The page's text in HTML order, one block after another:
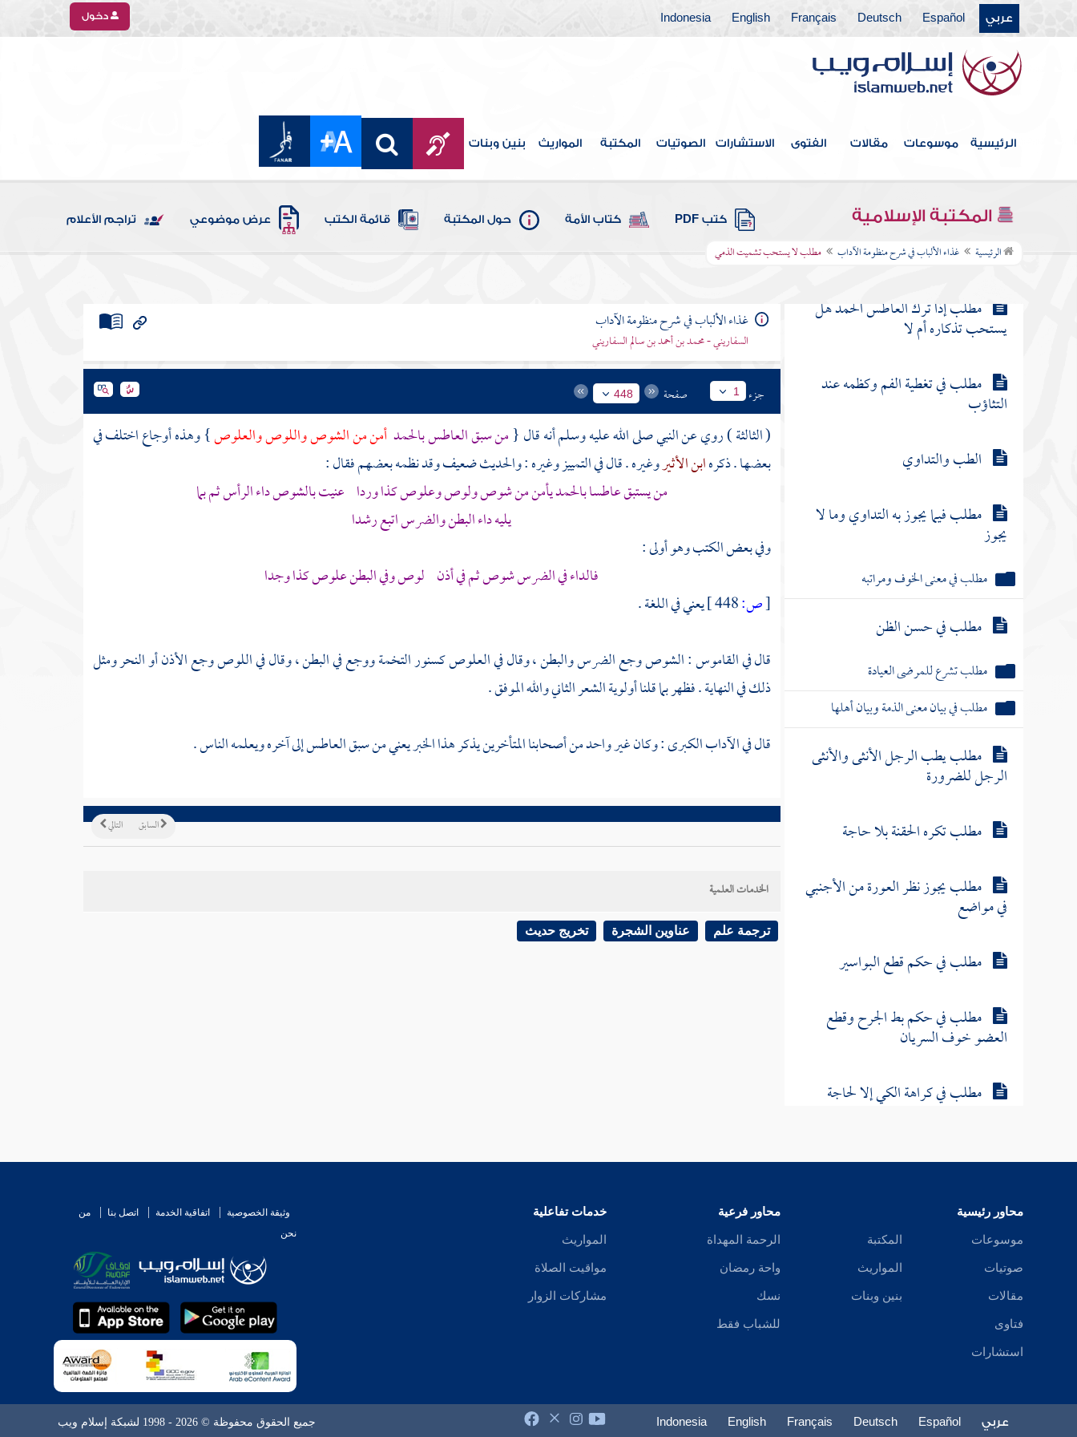
عربي Español
Deutsch
Français
English
Indonesia دخول
الرئيسية موسوعات مقالات الفتوى الاستشارات الصوتيات المكتبة المواريث بنين وبنات
المكتبة الإسلامية كتب PDF كتاب الأمة حول المكتبة قائمة الكتب عرض موضوعي تراجم الأعلام
الرئيسية غذاء الألباب في شرح منظومة الآداب مطلب لا يستحب تشميت الذمي
مطلب إن الله يحب العطاس ويكره
التثاؤب
له المشمت
مطلب لا يستحب تشميت الذمي
مطلب إذا ترك العاطس الحمد هل
يستحب تذكاره أم لا
مطلب في تغطية الفم وكظمه عند
التثاؤب
الطب والتداوي
مطلب فيما يجوز به التداوي وما لا
يجوز
مطلب في معنى الخوف ومراتبه
مطلب في حسن الظن
مطلب تشرع للمرضى العيادة
مطلب في بيان معنى الذمة وبيان أهلها
مطلب يطب الرجل الأنثى والأنثى
الرجل للضرورة
مطلب تكره الحقنة بلا حاجة
مطلب يجوز نظر العورة من الأجنبي
في مواضع
مطلب في حكم قطع البواسير
مطلب في حكم بط الجرح وقطع
العضو خوف السريان
مطلب في كراهة الكي إلا لحاجة
مطلب في جواز الوسم بغير الوجه
مطلب في حكم جز ذيل الخيل
مطلب يكره جز أعراف الخيل
مطلب في الحث على اقتناء الخيل
وأنها معقود بنواصيها الخير
غذاء الألباب في شرح منظومة الآداب
السفاريني - محمد بن أحمد بن سالم السفاريني
جزء 1 صفحة 448
( الثالثة ) روي عن النبي صلى الله عليه وسلم أنه قال {من سبق العاطس بالحمد أمن من الشوص واللوص والعلوص} وهذه أوجاع اختلف في
بعضها . ذكرهابن الأثيروغيره . قال في التمييز وغيره : والحديث ضعيف وقد نظمه بعضهم فقال :
من يستبق عاطسا بالحمد يأمن من شوص ولوص وعلوص كذا وردا عنيت بالشوص داء الرأس ثم بما
يليه داء البطن والضرس اتبع رشدا
وفي بعض الكتب وهو أولى :
فالداء في الضرس شوص ثم في أذن لوص وفي البطن علوص كذا وجدا
[ص:
يعني في اللغة .
قال في القاموس : الشوص وجع الضرس والبطن ، وقال في العلوص كسنور التخمة ووجع في البطن ، وقال في اللوص وجع الأذن أو النحر ومثل
ذلك في النهاية . فظهر بما قلنا أولوية الشعر الثاني والله الموفق .
قال في الآداب الكبرى : وكان غير واحد من أصحابنا المتأخرين يذكر هذا الخبر يعني من سبق العاطس إلى آخره ويعلمه الناس .
التالي السابق
الخدمات العلمية
ترجمة علم عناوين الشجرة تخريج حديث
محاور رئيسية
موسوعات
صوتيات
مقالات
فتاوى
استشارات
المكتبة
المواريث
بنين وبنات
محاور فرعية
الرحمة المهداة
واحة رمضان
نسك
للشباب فقط
خدمات تفاعلية
المواريث
مواقيت الصلاة
مشاركات الزوار
وثيقة الخصوصية اتفاقية الخدمة اتصل بنا
من
نحن
عربي Español
Deutsch
Français
English
Indonesia جميع الحقوق محفوظة © 2026 - 1998 لشبكة إسلام ويب